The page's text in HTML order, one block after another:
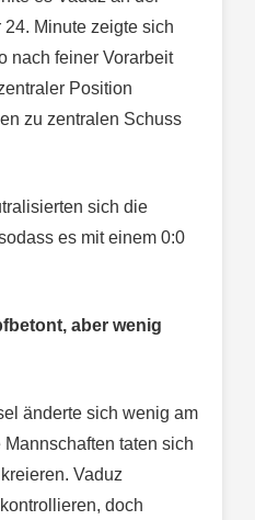
24. Minute zeigte sich
nach feiner Vorarbeit
Position
zu zentralen Schuss
sich die
es mit einem 0:0
aber wenig
änderte sich wenig am
taten sich
Vaduz
doch